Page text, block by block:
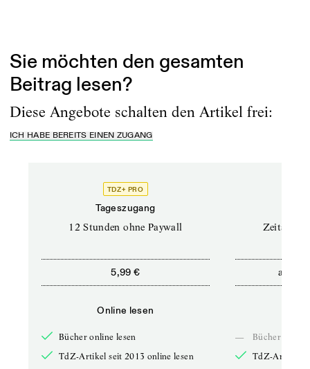
Sie möchten den gesamten
Beitrag lesen?
Diese Angebote schalten den Artikel frei:
ICH HABE BEREITS EINEN ZUGANG
TDZ+ PRO
Tageszugang
12 Stunden ohne Paywall
5,99 €
Online lesen
Bücher online lesen
TdZ-Artikel seit 2013 online lesen
ab
—
Bücher online
TdZ-Artikel